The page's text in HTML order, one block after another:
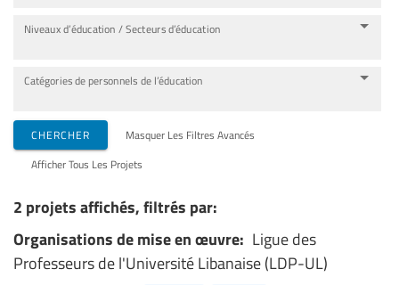
Niveaux d’éducation / Secteurs d’éducation
Catégories de personnels de l’éducation
CHERCHER Masquer Les Filtres Avancés
Afficher Tous Les Projets
2 projets affichés, filtrés par:
Organisations de mise en œuvre: Ligue des
Professeurs de l'Université Libanaise (LDP-UL)